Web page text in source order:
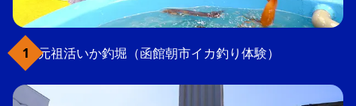
元祖活いか釣堀（函館朝市イカ釣り体験）